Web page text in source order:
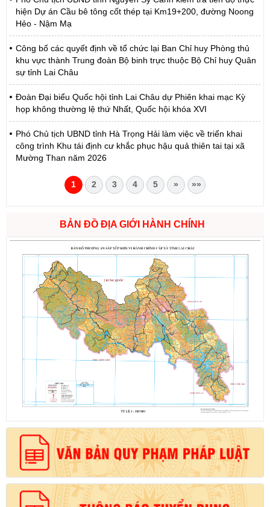
hiện Dự án Cầu bê tông cốt thép tại Km19+200, đường Noong
Hẻo - Nậm Mạ
Công bố các quyết định về tổ chức lại Ban Chỉ huy Phòng thủ
khu vực thành Trung đoàn Bộ binh trực thuộc Bộ Chỉ huy Quân
sự tỉnh Lai Châu
Đoàn Đại biểu Quốc hội tỉnh Lai Châu dự Phiên khai mạc Kỳ
họp không thường lệ thứ Nhất, Quốc hội khóa XVI
Phó Chủ tịch UBND tỉnh Hà Trọng Hải làm việc về triển khai
công trình Khu tái định cư khắc phục hậu quả thiên tai tại xã
Mường Than năm 2026
1 2 3 4 5 » »»
BẢN ĐỒ ĐỊA GIỚI HÀNH CHÍNH